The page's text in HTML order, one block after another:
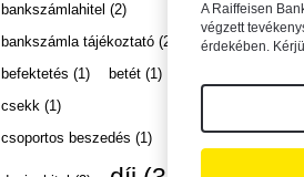
bankszámlahitel (2)
bankszámla tájékoztató (2)
befektetés (1) betét (1)
csekk (1)
csoportos beszedés (1)
A
A Raiffeisen
végzett
érdekében.